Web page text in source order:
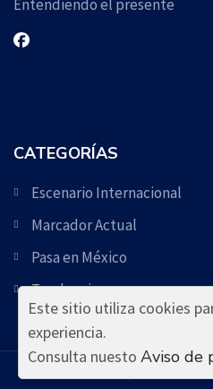
Entendiendo el presente
CATEGORÍAS
Escenario Internacional
Marcador Actual
Pasa en México
Tendencia
© 2026.
Este sitio utiliza cookies
experiencia.
Consulta nuesto Aviso de